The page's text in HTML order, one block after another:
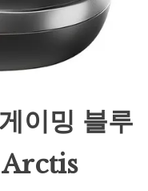
이밍 블루
Arctis